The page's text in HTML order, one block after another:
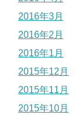
2016年3月
2016年2月
2016年1月
2015年12月
2015年11月
2015年10月